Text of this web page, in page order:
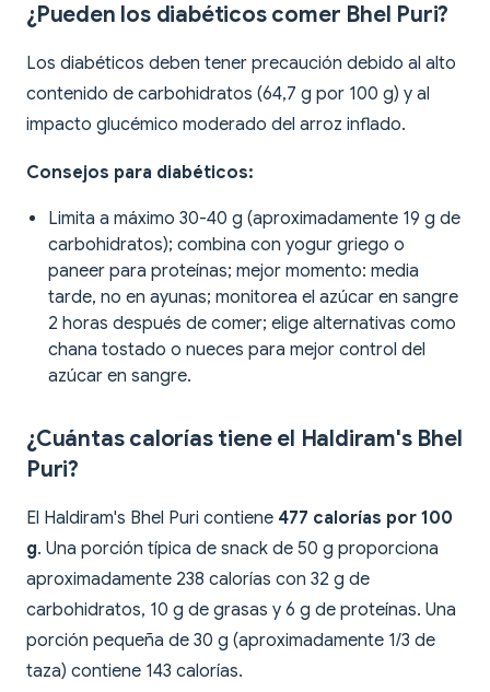
¿Pueden los diabéticos comer Bhel Puri?
Los diabéticos deben tener precaución debido al alto
contenido de carbohidratos (64,7 g por 100 g) y al
impacto glucémico moderado del arroz inflado.
Consejos para diabéticos:
Limita a máximo 30-40 g (aproximadamente 19 g de
carbohidratos); combina con yogur griego o
paneer para proteínas; mejor momento: media
tarde, no en ayunas; monitorea el azúcar en sangre
2 horas después de comer; elige alternativas como
chana tostado o nueces para mejor control del
azúcar en sangre.
¿Cuántas calorías tiene el Haldiram's Bhel
Puri?
El Haldiram's Bhel Puri contiene 477 calorías por 100
g. Una porción típica de snack de 50 g proporciona
aproximadamente 238 calorías con 32 g de
carbohidratos, 10 g de grasas y 6 g de proteínas. Una
porción pequeña de 30 g (aproximadamente 1/3 de
taza) contiene 143 calorías.